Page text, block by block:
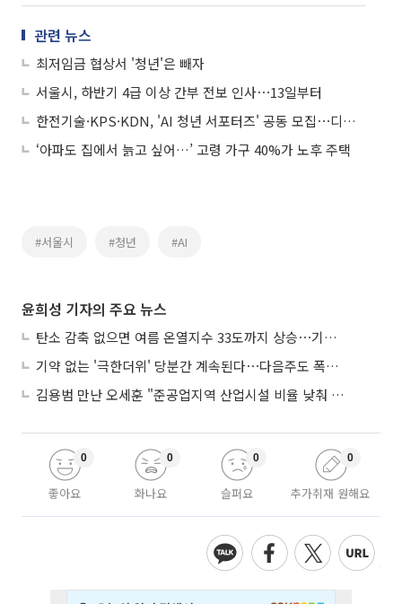
관련 뉴스
최저임금 협상서 '청년'은 빼자
서울시, 하반기 4급 이상 간부 전보 인사⋯13일부터
한전기술·KPS·KDN, 'AI 청년 서포터즈' 공동 모집⋯디지털 혁신 이끈다
‘아파도 집에서 늙고 싶어…’ 고령 가구 40%가 노후 주택
#서울시 #청년 #AI
윤희성 기자의 주요 뉴스
탄소 감축 없으면 여름 온열지수 33도까지 상승⋯기상청, 2100년 미래전망
기약 없는 '극한더위' 당분간 계속된다⋯다음주도 폭염·열대야 지속
김용범 만난 오세훈 "준공업지역 산업시설 비율 낮춰 공급 늘려야"
좋아요
0
화나요
0
슬퍼요
0
추가취재 원해요
0